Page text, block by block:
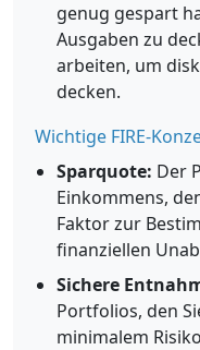
genug gespart
Ausgaben zu
arbeiten, um
decken.
Wichtige FIRE-
Sparquote: Der
Einkommens,
Faktor zur
finanziellen
Sichere
Portfolios, den
minimalem